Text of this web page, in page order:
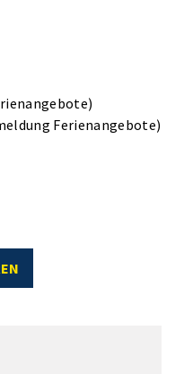
Ferienangebote)